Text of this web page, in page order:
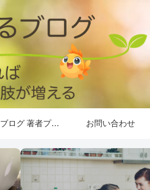
まもるブログ 著者プロフィール お問い合わせ